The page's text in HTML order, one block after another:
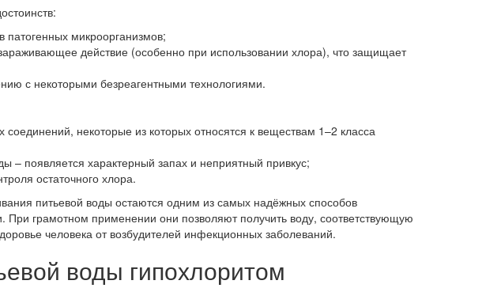
патогенных микроорганизмов;
действие (особенно при использовании хлора), что защищает
с некоторыми безреагентными технологиями.
соединений, некоторые из которых относятся к веществам 1–2 класса
– появляется характерный запах и неприятный привкус;
остаточного хлора.
питьевой воды остаются одним из самых надёжных способов
При грамотном применении они позволяют получить воду, соответствующую
человека от возбудителей инфекционных заболеваний.
воды гипохлоритом